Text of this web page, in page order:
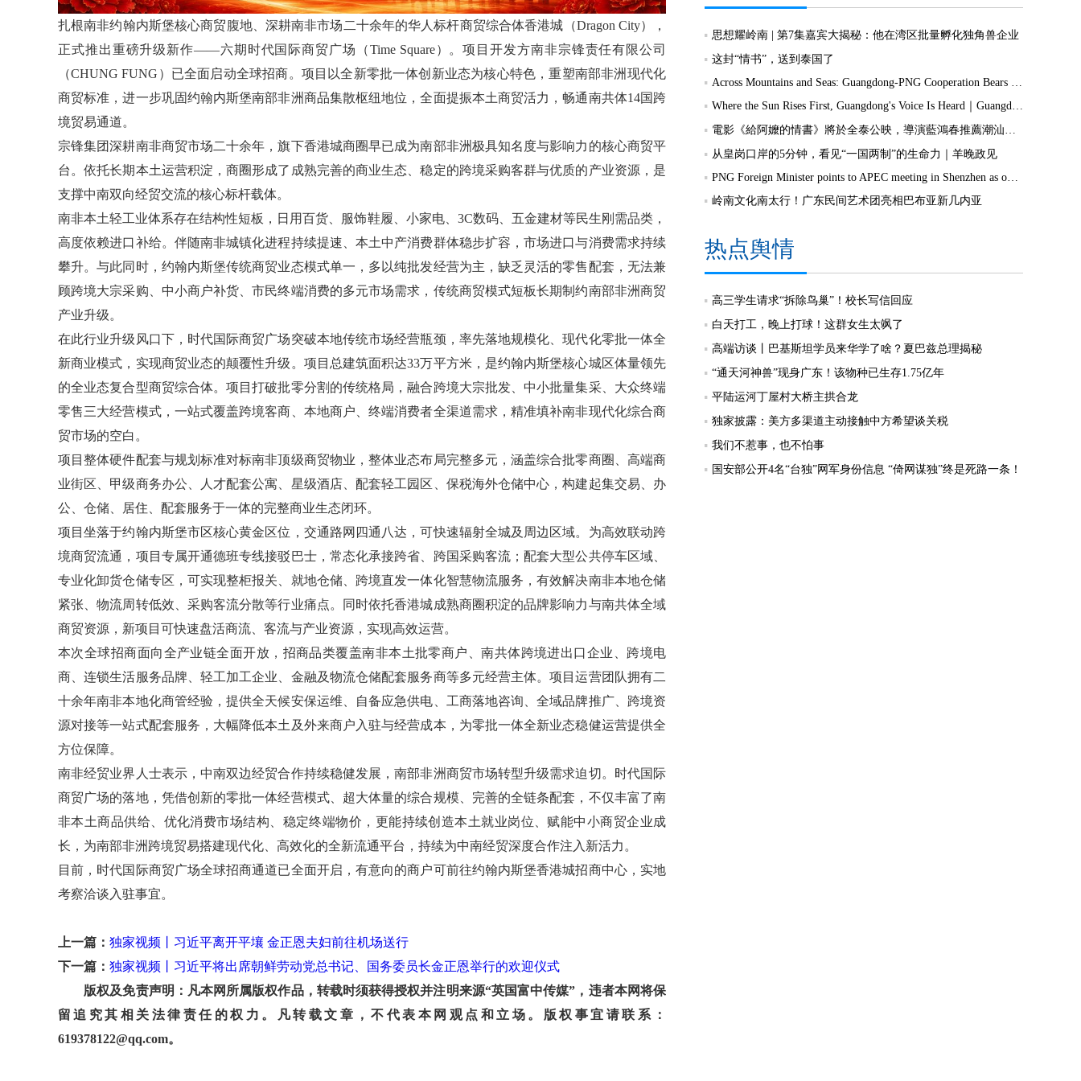
扎根南非约翰内斯堡核心商贸腹地、深耕南非市场二十余年的华人标杆商贸综合体香港城（Dragon City），
正式推出重磅升级新作——六期时代国际商贸广场（Time Square）。项目开发方南非宗锋责任有限公司
（CHUNG FUNG）已全面启动全球招商。项目以全新零批一体创新业态为核心特色，重塑南部非洲现代化
商贸标准，进一步巩固约翰内斯堡南部非洲商品集散枢纽地位，全面提振本土商贸活力，畅通南共体14国跨
境贸易通道。
宗锋集团深耕南非商贸市场二十余年，旗下香港城商圈早已成为南部非洲极具知名度与影响力的核心商贸平
台。依托长期本土运营积淀，商圈形成了成熟完善的商业生态、稳定的跨境采购客群与优质的产业资源，是
支撑中南双向经贸交流的核心标杆载体。
南非本土轻工业体系存在结构性短板，日用百货、服饰鞋履、小家电、3C数码、五金建材等民生刚需品类，
高度依赖进口补给。伴随南非城镇化进程持续提速、本土中产消费群体稳步扩容，市场进口与消费需求持续
攀升。与此同时，约翰内斯堡传统商贸业态模式单一，多以纯批发经营为主，缺乏灵活的零售配套，无法兼
顾跨境大宗采购、中小商户补货、市民终端消费的多元市场需求，传统商贸模式短板长期制约南部非洲商贸
产业升级。
在此行业升级风口下，时代国际商贸广场突破本地传统市场经营瓶颈，率先落地规模化、现代化零批一体全
新商业模式，实现商贸业态的颠覆性升级。项目总建筑面积达33万平方米，是约翰内斯堡核心城区体量领先
的全业态复合型商贸综合体。项目打破批零分割的传统格局，融合跨境大宗批发、中小批量集采、大众终端
零售三大经营模式，一站式覆盖跨境客商、本地商户、终端消费者全渠道需求，精准填补南非现代化综合商
贸市场的空白。
项目整体硬件配套与规划标准对标南非顶级商贸物业，整体业态布局完整多元，涵盖综合批零商圈、高端商
业街区、甲级商务办公、人才配套公寓、星级酒店、配套轻工园区、保税海外仓储中心，构建起集交易、办
公、仓储、居住、配套服务于一体的完整商业生态闭环。
项目坐落于约翰内斯堡市区核心黄金区位，交通路网四通八达，可快速辐射全城及周边区域。为高效联动跨
境商贸流通，项目专属开通德班专线接驳巴士，常态化承接跨省、跨国采购客流；配套大型公共停车区域、
专业化卸货仓储专区，可实现整柜报关、就地仓储、跨境直发一体化智慧物流服务，有效解决南非本地仓储
紧张、物流周转低效、采购客流分散等行业痛点。同时依托香港城成熟商圈积淀的品牌影响力与南共体全域
商贸资源，新项目可快速盘活商流、客流与产业资源，实现高效运营。
本次全球招商面向全产业链全面开放，招商品类覆盖南非本土批零商户、南共体跨境进出口企业、跨境电
商、连锁生活服务品牌、轻工加工企业、金融及物流仓储配套服务商等多元经营主体。项目运营团队拥有二
十余年南非本地化商管经验，提供全天候安保运维、自备应急供电、工商落地咨询、全域品牌推广、跨境资
源对接等一站式配套服务，大幅降低本土及外来商户入驻与经营成本，为零批一体全新业态稳健运营提供全
方位保障。
南非经贸业界人士表示，中南双边经贸合作持续稳健发展，南部非洲商贸市场转型升级需求迫切。时代国际
商贸广场的落地，凭借创新的零批一体经营模式、超大体量的综合规模、完善的全链条配套，不仅丰富了南
非本土商品供给、优化消费市场结构、稳定终端物价，更能持续创造本土就业岗位、赋能中小商贸企业成
长，为南部非洲跨境贸易搭建现代化、高效化的全新流通平台，持续为中南经贸深度合作注入新活力。
目前，时代国际商贸广场全球招商通道已全面开启，有意向的商户可前往约翰内斯堡香港城招商中心，实地
考察洽谈入驻事宜。
上一篇： 独家视频丨习近平离开平壤 金正恩夫妇前往机场送行
下一篇： 独家视频丨习近平将出席朝鲜劳动党总书记、国务委员长金正恩举行的欢迎仪式
版权及免责声明：凡本网所属版权作品，转载时须获得授权并注明来源“英国富中传媒”，违者本网将保
留追究其相关法律责任的权力。凡转载文章，不代表本网观点和立场。版权事宜请联系：
619378122@qq.com。
思想耀岭南 | 第7集嘉宾大揭秘：他在湾区批量孵化独角兽企业
这封“情书”，送到泰国了
Across Mountains and Seas: Guangdong-PNG Cooperation Bears Fruit
Where the Sun Rises First, Guangdong's Voice Is Heard｜Guangdong media, Samoa MCIT sign deal to bring Canton Today to TV9
電影《給阿嬤的情書》將於全泰公映，導演藍鴻春推薦潮汕美景美食
从皇岗口岸的5分钟，看见“一国两制”的生命力｜羊晚政见
PNG Foreign Minister points to APEC meeting in Shenzhen as opportunity to deepen bilateral ties
岭南文化南太行！广东民间艺术团亮相巴布亚新几内亚
热点舆情
高三学生请求“拆除鸟巢”！校长写信回应
白天打工，晚上打球！这群女生太飒了
高端访谈丨巴基斯坦学员来华学了啥？夏巴兹总理揭秘
“通天河神兽”现身广东！该物种已生存1.75亿年
平陆运河丁屋村大桥主拱合龙
独家披露：美方多渠道主动接触中方希望谈关税
我们不惹事，也不怕事
国安部公开4名“台独”网军身份信息 “倚网谋独”终是死路一条！